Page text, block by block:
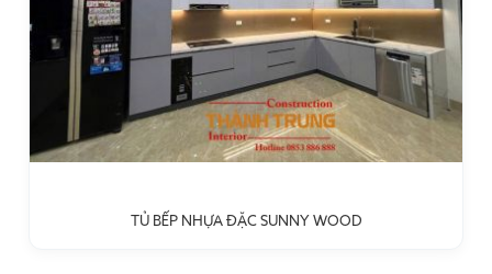
TỦ BẾP NHỰA ĐẶC SUNNY WOOD